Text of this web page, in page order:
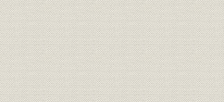
〈コラム〉労働争議
第二節 第二次国産化時代の到来
1. 激動の時代の幕開け
昭和の幕開けと金融恐慌の到来
満州事変と国際連盟脱退